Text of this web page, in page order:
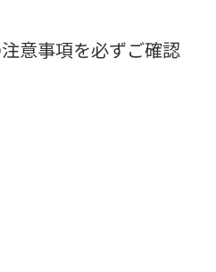
意事項を必ずご確認